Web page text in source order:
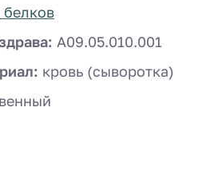
A09.05.010.001
кровь (сыворотка)